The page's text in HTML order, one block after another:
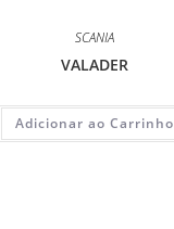
SCANIA
VALADER
Adicionar ao Carrinho